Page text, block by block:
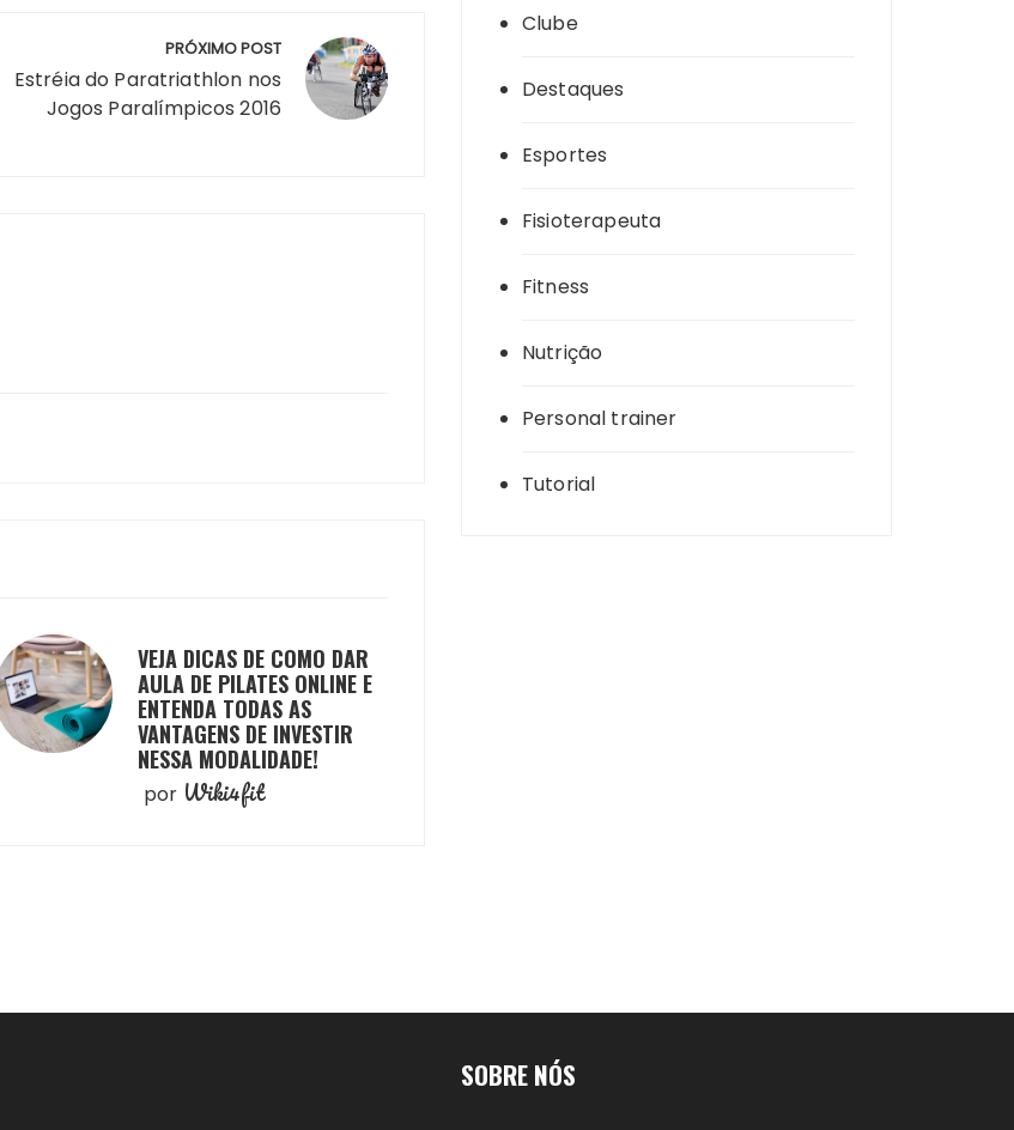
PRÓXIMO POST
Estréia do Paratriathlon nos
Jogos Paralímpicos 2016
VEJA DICAS DE COMO DAR
AULA DE PILATES ONLINE E
ENTENDA TODAS AS
VANTAGENS DE INVESTIR
NESSA MODALIDADE!
por Wiki4fit
Clube
Destaques
Esportes
Fisioterapeuta
Fitness
Nutrição
Personal trainer
Tutorial
SOBRE NÓS